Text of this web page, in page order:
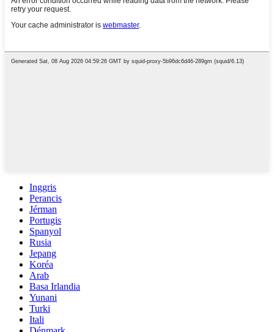
Inggris
Perancis
Jérman
Portugis
Spanyol
Rusia
Jepang
Koréa
Arab
Basa Irlandia
Yunani
Turki
Itali